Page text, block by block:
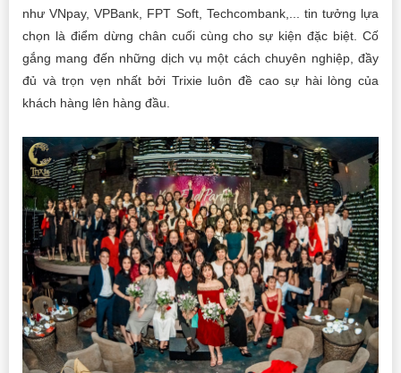
như VNpay, VPBank, FPT Soft, Techcombank,... tin tưởng lựa
chọn là điểm dừng chân cuối cùng cho sự kiện đặc biệt. Cố
gắng mang đến những dịch vụ một cách chuyên nghiệp, đầy
đủ và trọn vẹn nhất bởi Trixie luôn đề cao sự hài lòng của
khách hàng lên hàng đầu.